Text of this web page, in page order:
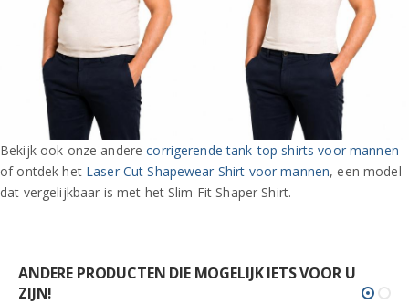
Bekijk ook onze anderecorrigerende tank-top shirts voor mannen
of ontdek het Laser Cut Shapewear Shirt voor mannen, een model
dat vergelijkbaar is met het Slim Fit Shaper Shirt.
ANDERE PRODUCTEN DIE MOGELIJK IETS VOOR U
ZIJN!